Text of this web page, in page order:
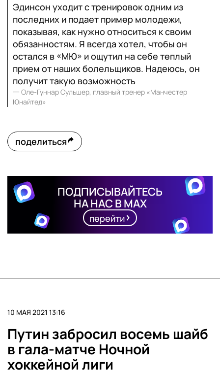
Эдинсон уходит с тренировок одним из
последних и подает пример молодежи,
показывая, как нужно относиться к своим
обязанностям. Я всегда хотел, чтобы он
остался в «МЮ» и ощутил на себе теплый
прием от наших болельщиков. Надеюсь, он
получит такую возможность
一 Оле-Гуннар Сульшер, главный тренер «Манчестер
Юнайтед»
поделиться
ПОДПИСЫВАЙТЕСЬ
НА НАС В MAX
перейти
10 МАЯ 2021 13:16
Путин забросил восемь шайб
в гала-матче Ночной
хоккейной лиги